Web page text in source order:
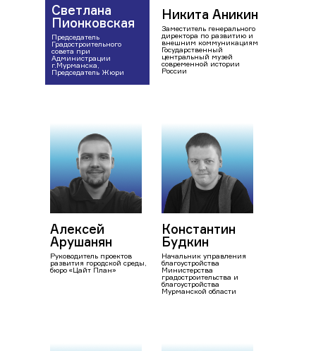
Светлана
Пионковская
Председатель
Градостроительного
совета при
Администрации
г.Мурманска,
Председатель Жюри
Никита Аникин
Заместитель генерального
директора по развитию и
внешним коммуникациям
Государственный
центральный музей
современной истории
России
Алексей
Арушанян
Руководитель проектов
развития городской среды,
бюро «Цайт План»
Константин
Будкин
Начальник управления
благоустройства
Министерства
градостроительства и
благоустройства
Мурманской области